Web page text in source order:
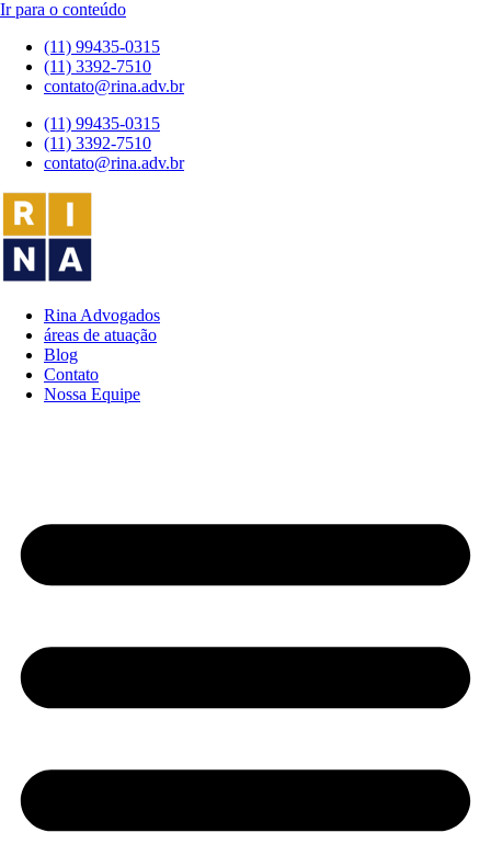
Ir para o conteúdo
(11) 99435-0315
(11) 3392-7510
contato@rina.adv.br
(11) 99435-0315
(11) 3392-7510
contato@rina.adv.br
Rina Advogados
áreas de atuação
Blog
Contato
Nossa Equipe